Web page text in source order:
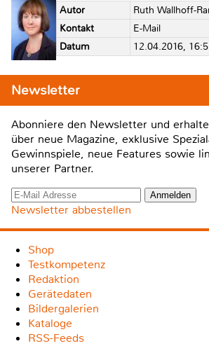
Autor
Ruth Wallhoff-
Kontakt
E-Mail
Datum
12.04.2016,
Newsletter
Abonniere den Newsletter und
über neue Magazine, exklusive
Gewinnspiele, neue Features sowie
unserer Partner.
Newsletter abbestellen
Shop
Testkompetenz
Redaktion
Gerätedaten
Bildergalerien
Kataloge
RSS-Feeds